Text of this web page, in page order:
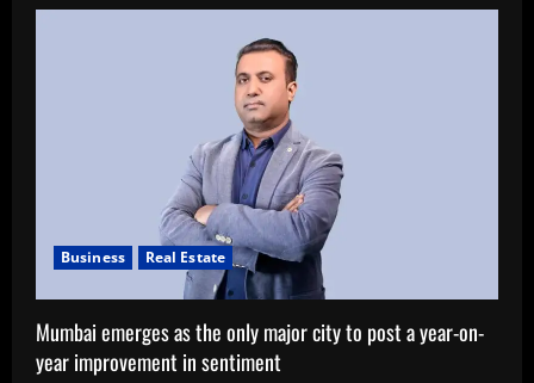
Business Real Estate
Mumbai emerges as the only major city to post a year-on-
year improvement in sentiment